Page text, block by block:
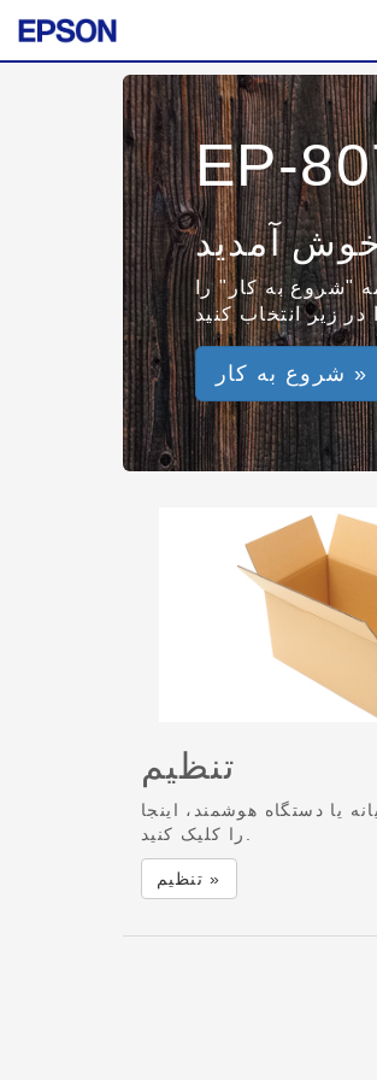
EP-
"شروع به کار" را
شروع به کار »
تنظیم
یا دستگاه هوشمند، اینجا
تنظیم »